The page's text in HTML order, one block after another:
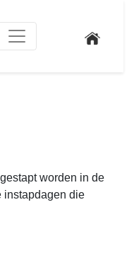
worden in de
instapdagen die